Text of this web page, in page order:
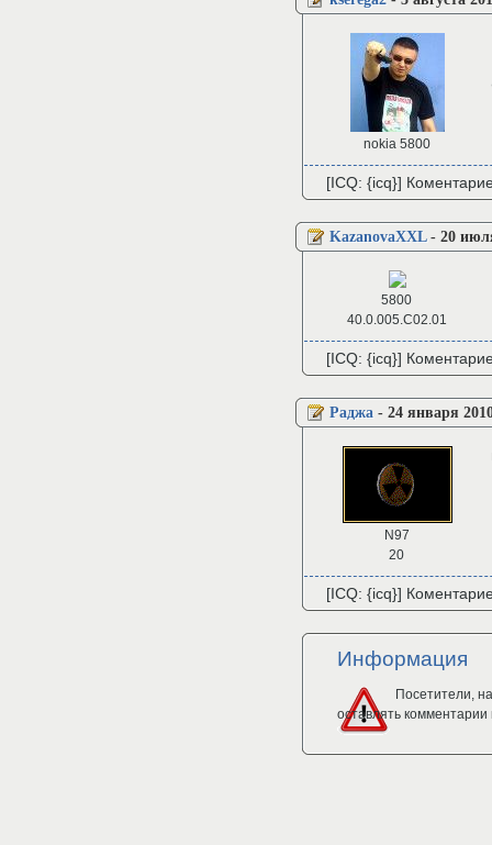
nokia 5800
[ICQ: {icq}]
KazanovaXXL- 20
5800
40.0.005.C02.01
[ICQ: {icq}]
Раджа - 24 января
N97
20
[ICQ: {icq}]
Информация
Посетители,
оставлять комментарии